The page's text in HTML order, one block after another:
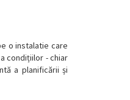
o instalatie care
condițiilor - chiar
a planificării și